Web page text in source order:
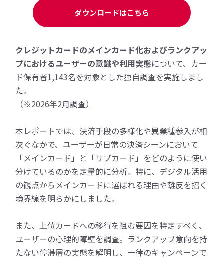
ダウンロードはこちら
クレジットカードのメインカード化およびランクアッ
プにおけるユーザーの意識や利用実態について、カー
ド保有者1,143名を対象とした独自調査を実施しまし
た。
（※2026年2月調査）
本レポートでは、決済手段の多様化や異業種参入が相
次ぐなかで、ユーザーが日常の決済シーンにおいて
「メインカード」と「サブカード」をどのように使い
分けているのかを定量的に分析。特に、デジタル活用
の観点からメインカードに選ばれる理由や離反を招く
境界線を明らかにしました。
また、上位カードへの移行を阻む要因を特定すべく、
ユーザーの心理的障壁を調査。ランクアップ意向を持
たない停滞層の実態を解明し、一律のキャンペーンで